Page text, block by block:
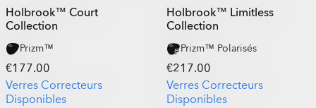
Holbrook™ Court
Collection
Prizm™
€177.00
Verres Correcteurs
Disponibles
Holbrook™ Limitless
Collection
Prizm™ Polarisés
€217.00
Verres Correcteurs
Disponibles